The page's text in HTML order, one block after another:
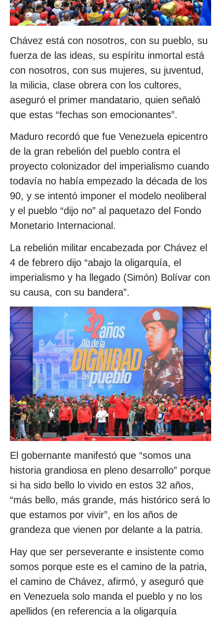
Chávez está con nosotros, con su pueblo, su
fuerza de las ideas, su espíritu inmortal está
con nosotros, con sus mujeres, su juventud,
la milicia, clase obrera con los cultores,
aseguró el primer mandatario, quien señaló
que estas “fechas son emocionantes”.
Maduro recordó que fue Venezuela epicentro
de la gran rebelión del pueblo contra el
proyecto colonizador del imperialismo cuando
todavía no había empezado la década de los
90, y se intentó imponer el modelo neoliberal
y el pueblo “dijo no” al paquetazo del Fondo
Monetario Internacional.
La rebelión militar encabezada por Chávez el
4 de febrero dijo “abajo la oligarquía, el
imperialismo y ha llegado (Simón) Bolívar con
su causa, con su bandera”.
El gobernante manifestó que “somos una
historia grandiosa en pleno desarrollo” porque
si ha sido bello lo vivido en estos 32 años,
“más bello, más grande, más histórico será lo
que estamos por vivir”, en los años de
grandeza que vienen por delante a la patria.
Hay que ser perseverante e insistente como
somos porque este es el camino de la patria,
el camino de Chávez, afirmó, y aseguró que
en Venezuela solo manda el pueblo y no los
apellidos (en referencia a la oligarquía